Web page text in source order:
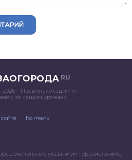
RU
– Правильно садим и
за нашим урожаем.
Контакты
только с указанием первоисточника